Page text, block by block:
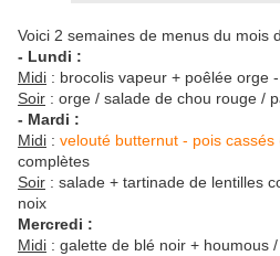
Voici 2 semaines de menus du mois
- Lundi :
Midi : brocolis vapeur + poêlée orge
Soir : orge / salade de chou rouge /
- Mardi :
Midi : velouté butternut - pois cassés
complètes
Soir : salade + tartinade de lentilles
noix
Mercredi :
Midi : galette de blé noir + houmous